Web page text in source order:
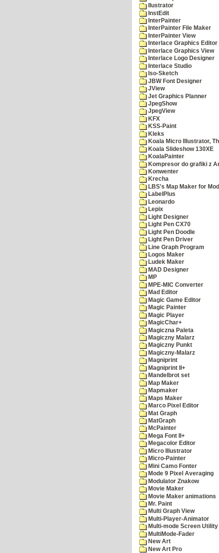
Ilustrator
InstEdit
InterPainter
InterPainter File Maker
InterPainter View
Interlace Graphics Editor
Interlace Graphics View
Interlace Logo Designer
Interlace Studio
Iso-Sketch
JBW Font Designer
JView
Jet Graphics Planner
JpegShow
JpegView
KFX
KSS-Paint
Kleks
Koala Micro Illustrator,
Koala Slideshow 130XE
KoalaPainter
Kompresor do grafiki z
Konwenter
Krecha
LBS's Map Maker for
LabelPlus
Leonardo
Lepix
Light Designer
Light Pen CX70
Light Pen Doodle
Light Pen Driver
Line Graph Program
Logos Maker
Ludek Maker
MAD Designer
MP
MPE-MIC Converter
Mad Editor
Magic Game Editor
Magic Painter
Magic Player
MagicChar+
Magiczna Paleta
Magiczny Malarz
Magiczny Punkt
Magiczny-Malarz
Magniprint
Magniprint II+
Mandelbrot set
Map Maker
Mapmaker
Maps Maker
Marco Pixel Editor
Mat Graph
MatGraph
McPainter
Mega Font II+
Megacolor Editor
Micro Illustrator
Micro-Painter
Mini Camo Fonter
Mode 9 Pixel Averaging
Modulator Znakow
Movie Maker
Movie Maker animations
Mr. Paint
Multi Graph View
Multi-Player-Animator
Multi-mode Screen Utility
MultiMode-Fader
New Art
New Art Pro